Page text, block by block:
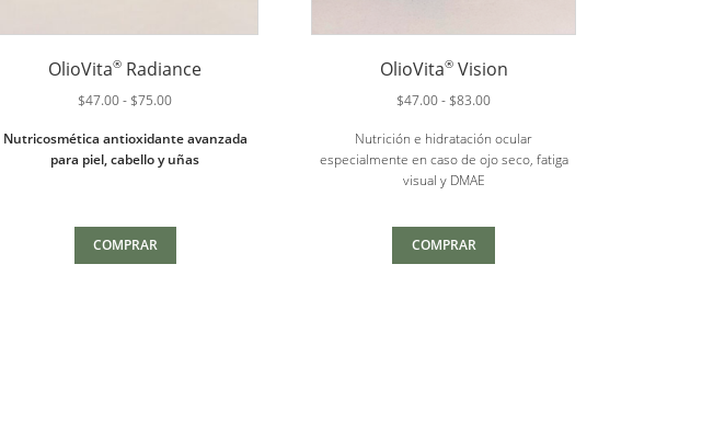
OlioVita® Radiance
$47.00 - $75.00Rango
precios:
desde
$75.00
Nutricosmética antioxidante avanzada
para piel, cabello y uñas
COMPRAR
OlioVita®Vision
$47.00- $83.00Rango
precios:
desde
$83.00
Nutrición e hidratación ocular
especialmente en caso de ojo seco, fatiga
visual y DMAE
COMPRAR